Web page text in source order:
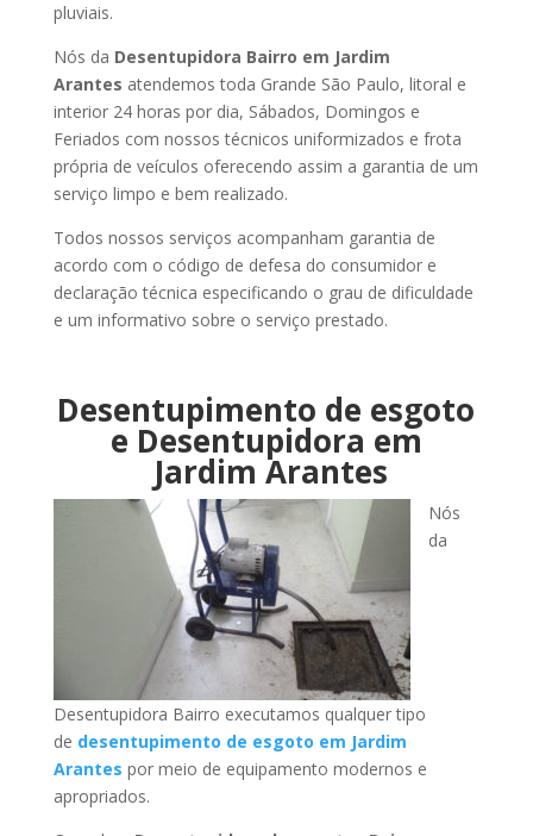
pluviais.
Nós da Desentupidora Bairro em Jardim
Arantes atendemos toda Grande São Paulo, litoral e
interior 24 horas por dia, Sábados, Domingos e
Feriados com nossos técnicos uniformizados e frota
própria de veículos oferecendo assim a garantia de um
serviço limpo e bem realizado.
Todos nossos serviços acompanham garantia de
acordo com o código de defesa do consumidor e
declaração técnica especificando o grau de dificuldade
e um informativo sobre o serviço prestado.
Desentupimento de esgoto
e Desentupidora em
Jardim Arantes
Nós
da
Desentupidora Bairro executamos qualquer tipo
de desentupimento de esgoto em Jardim
Arantes por meio de equipamento modernos e
apropriados.